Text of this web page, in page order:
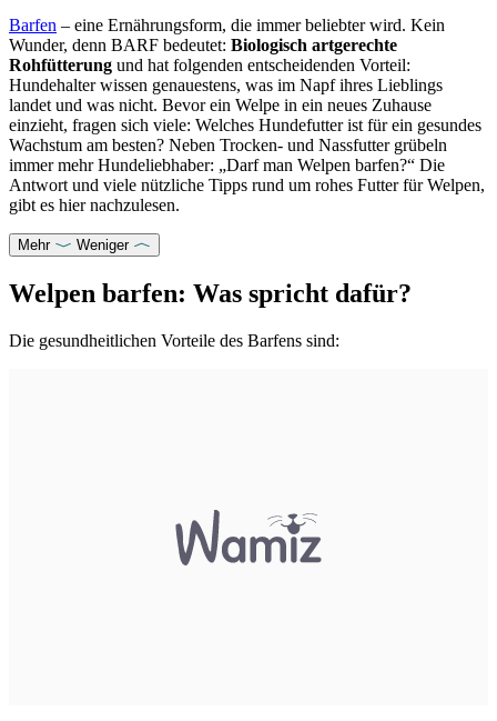
Barfen – eine Ernährungsform, die immer beliebter wird. Kein
Wunder, denn BARF bedeutet: Biologisch artgerechte
Rohfütterung und hat folgenden entscheidenden Vorteil:
Hundehalter wissen genauestens, was im Napf ihres Lieblings
landet und was nicht. Bevor ein Welpe in ein neues Zuhause
einzieht, fragen sich viele: Welches Hundefutter ist für ein gesundes
Wachstum am besten? Neben Trocken- und Nassfutter grübeln
immer mehr Hundeliebhaber: „Darf man Welpen barfen?“ Die
Antwort und viele nützliche Tipps rund um rohes Futter für Welpen,
gibt es hier nachzulesen.
Mehr Weniger
Welpen barfen: Was spricht dafür?
Die gesundheitlichen Vorteile des Barfens sind: